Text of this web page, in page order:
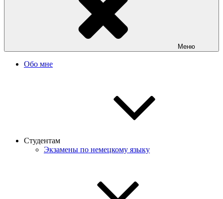
Меню
Обо мне
Студентам
Экзамены по немецкому языку